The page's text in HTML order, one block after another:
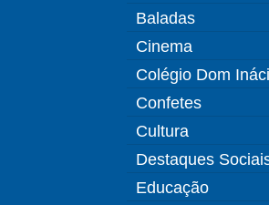
Baladas
Cinema
Colégio Dom
Confetes
Cultura
Destaques
Educação